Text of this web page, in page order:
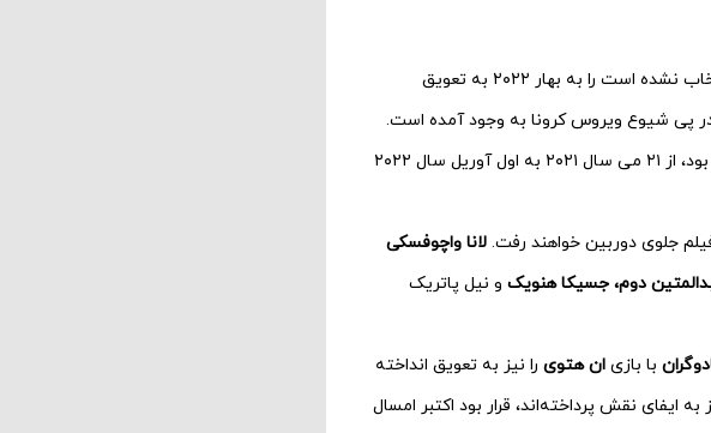
که هنوز نامی برای آن انتخاب نشده است را به بهار ۲۰۲۲ به تعویق
در پی شیوع ویروس کرونا به وجود آمده است.
که پیش از این در آلمان در مراحل تولید بود، از ۲۱ می سال ۲۰۲۱ به اول آوریل سال ۲۰۲۲
جلوی دوربین خواهند رفت. لانا واچوفسکی
دوم،‌ جسیکا هنویک و نیل پاتریک
با بازی ان هتوی را نیز به تعویق انداخته
به ایفای نقش پرداخته‌اند، قرار بود اکتبر امسال